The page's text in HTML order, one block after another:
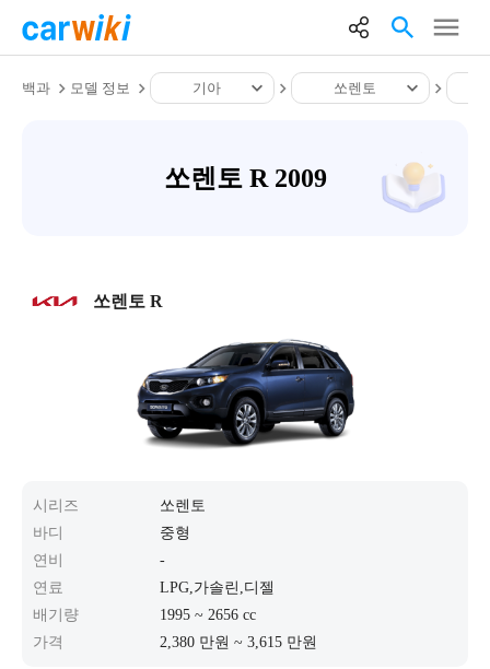
백과 모델 정보 기아 쏘렌토
쏘렌토 R 2009
쏘렌토 R
시리즈
쏘렌토
바디
중형
연비
-
연료
LPG,가솔린,디젤
배기량
1995 ~ 2656 cc
가격
2,380 만원 ~ 3,615 만원